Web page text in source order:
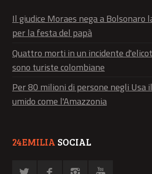
Il giudice Moraes nega a Bolsonaro
per la festa del papà
Quattro morti in un incidente
sono turiste colombiane
Per 80 milioni di persone negli Usa
umido come l'Amazzonia
24EMILIA SOCIAL